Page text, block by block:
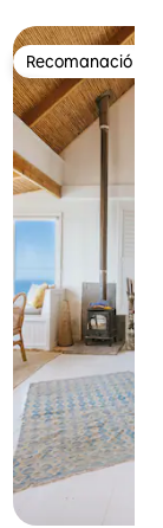
mitjana d'un
Recomanació
Recomanació